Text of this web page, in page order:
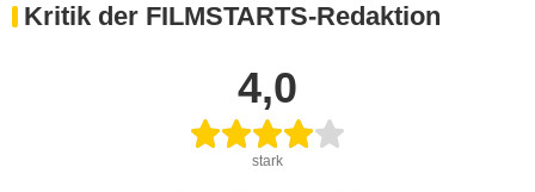
Berlin Tempelhof-Schöneberg
Kritik der FILMSTARTS-Redaktion
4,0
stark